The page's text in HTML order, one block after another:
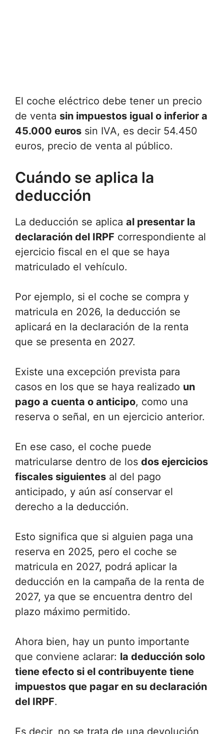
El coche eléctrico debe tener un precio
de venta sin impuestos igual o inferior a
45.000 euros sin IVA, es decir 54.450
euros, precio de venta al público.
Cuándo se aplica la
deducción
La deducción se aplica al presentar la
declaración del IRPF correspondiente al
ejercicio fiscal en el que se haya
matriculado el vehículo.
Por ejemplo, si el coche se compra y
matricula en 2026, la deducción se
aplicará en la declaración de la renta
que se presenta en 2027.
Existe una excepción prevista para
casos en los que se haya realizado un
pago a cuenta o anticipo, como una
reserva o señal, en un ejercicio anterior.
En ese caso, el coche puede
matricularse dentro de los dos ejercicios
fiscales siguientes al del pago
anticipado, y aún así conservar el
derecho a la deducción.
Esto significa que si alguien paga una
reserva en 2025, pero el coche se
matricula en 2027, podrá aplicar la
deducción en la campaña de la renta de
2027, ya que se encuentra dentro del
plazo máximo permitido.
Ahora bien, hay un punto importante
que conviene aclarar: la deducción solo
tiene efecto si el contribuyente tiene
impuestos que pagar en su declaración
del IRPF.
Es decir, no se trata de una devolución